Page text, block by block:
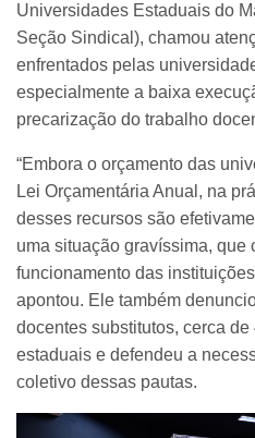
Universidades Estaduais do
Seção Sindical), chamou
enfrentados pelas
especialmente a baixa
precarização do trabalho
“Embora o orçamento das
Lei Orçamentária Anual, na
desses recursos são
uma situação gravíssima, que
funcionamento das
apontou. Ele também
docentes substitutos, cerca
estaduais e defendeu a
coletivo dessas pautas.